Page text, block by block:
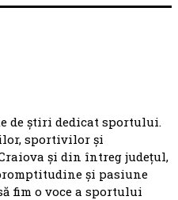
de știri dedicat sportului.
sportivilor și
și din întreg județul,
și pasiune
fim o voce a sportului